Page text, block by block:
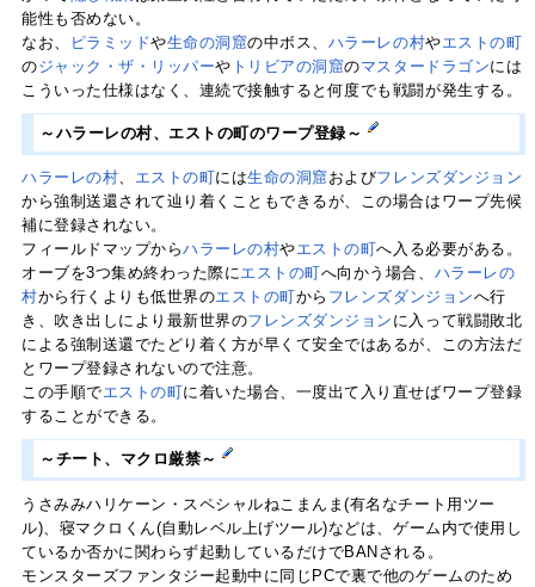
能性も否めない。
なお、
ピラミッドや生命の洞窟の中ボス、 ハラーレの村やエストの町
のジャック・ザ・リッパーや トリビアの洞窟のマスタードラゴンには
こういった仕様はなく、連続で接触すると何度でも戦闘が発生する。
～ハラーレの村、エストの町のワープ登録～
ハラーレの村、 エストの町には生命の洞窟およびフレンズダンジョン
から強制送還されて辿り着くこともできるが、この場合はワープ先候
補に登録されない。
フィールドマップからハラーレの村やエストの町へ入る必要がある。
オーブを3つ集め終わった際にエストの町へ向かう場合、 ハラーレの
村から行くよりも低世界のエストの町から フレンズダンジョンへ行
き、吹き出しにより最新世界のフレンズダンジョン に入って戦闘敗北
による強制送還でたどり着く方が早くて安全ではあるが、この方法だ
とワープ登録されないので注意。
この手順でエストの町に着いた場合、一度出て入り直せばワープ登録
することができる。
～チート、マクロ厳禁～
うさみみハリケーン・スペシャルねこまんま(有名なチート用ツー
ル)、寝マクロくん(自動レベル上げツール)などは、ゲーム内で使用し
ているか否かに関わらず起動しているだけでBANされる。
モンスターズファンタジー起動中に同じPCで裏で他のゲームのため